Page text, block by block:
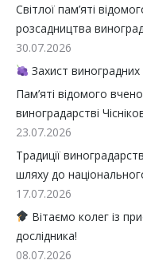
Світлої пам’яті
розсадництва
30.07.2026
Захист
Пам’яті відомого
виноградарстві
23.07.2026
Традиції
шляху до
17.07.2026
Вітаємо колег із
дослідника!
08.07.2026